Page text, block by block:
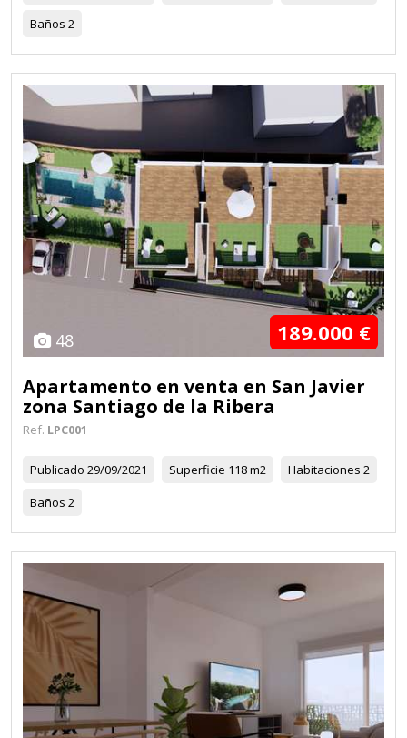
Baños 2
48 189.000 €
Apartamento en venta en San Javier
zona Santiago de la Ribera
Ref. LPC001
Publicado 29/09/2021 Superficie 118 m2 Habitaciones 2
Baños 2